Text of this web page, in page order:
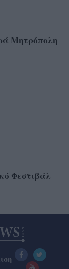
Μητρόπολη
Φεστιβάλ